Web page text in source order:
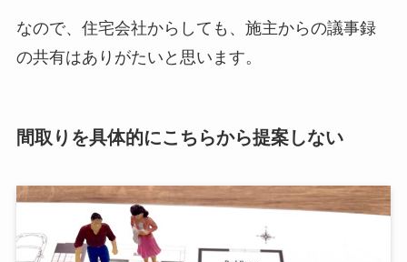
なので、住宅会社からしても、施主からの議事録
の共有はありがたいと思います。
間取りを具体的にこちらから提案しない